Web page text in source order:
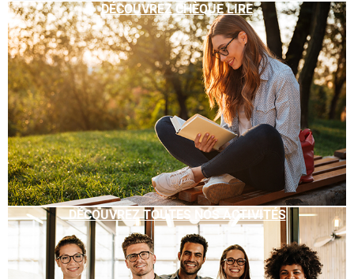
DÉCOUVREZ CHÈQUE LIRE
DÉCOUVREZ TOUTES NOS ACTIVITÉS